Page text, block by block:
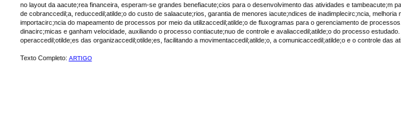
no layout da aacute;rea financeira, esperam-se grandes benefiacute;cios para o desenvolvimento das atividades e
de cobranccedil;a, reduccedil;atilde;o do custo de salaacute;rios, garantia de menores iacute;ndices de inadimplecirc;ncia,
importacirc;ncia do mapeamento de processos por meio da utilizaccedil;atilde;o de fluxogramas para o gerenciamento de
dinacirc;micas e ganham velocidade, auxiliando o processo contiacute;nuo de controle e avaliaccedil;atilde;o do processo
operaccedil;otilde;es das organizaccedil;otilde;es, facilitando a movimentaccedil;atilde;o, a comunicaccedil;atilde;o e o controle das
Texto Completo: ARTIGO